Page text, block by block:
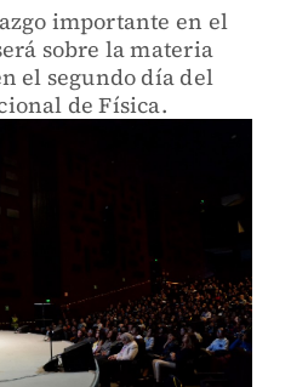
importante en el
sobre la materia
el segundo día del
de Física.